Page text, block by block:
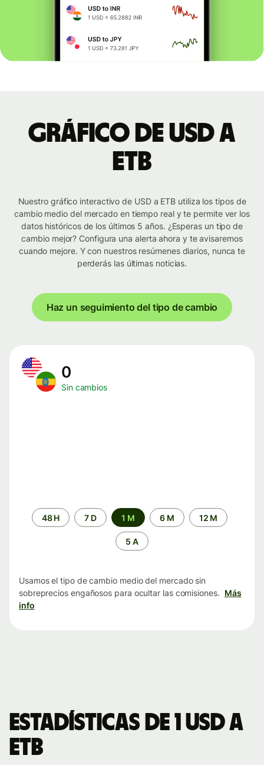
Gráfico de USD a
ETB
Nuestro gráfico interactivo de USD a ETB utiliza los tipos de
cambio medio del mercado en tiempo real y te permite ver los
datos históricos de los últimos 5 años. ¿Esperas un tipo de
cambio mejor? Configura una alerta ahora y te avisaremos
cuando mejore. Y con nuestros resúmenes diarios, nunca te
perderás las últimas noticias.
Haz un seguimiento del tipo de cambio
0
Sin cambios
Periodo48 H 7 D 1 M 6 M 12 M
5 A
Usamos el tipo de cambio medio del mercado sin
sobreprecios engañosos para ocultar las comisiones. Más
info
Estadísticas de 1 USD a
ETB